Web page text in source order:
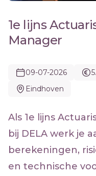
1e lijns
Manager
09-07-2026
Eindhoven
Als 1e lijns
bij DELA werk je
berekeningen,
en technische